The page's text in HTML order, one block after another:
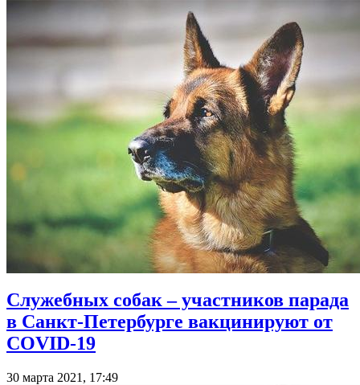
Служебных собак – участников парада
в Санкт-Петербурге вакцинируют от
COVID-19
30 марта 2021, 17:49